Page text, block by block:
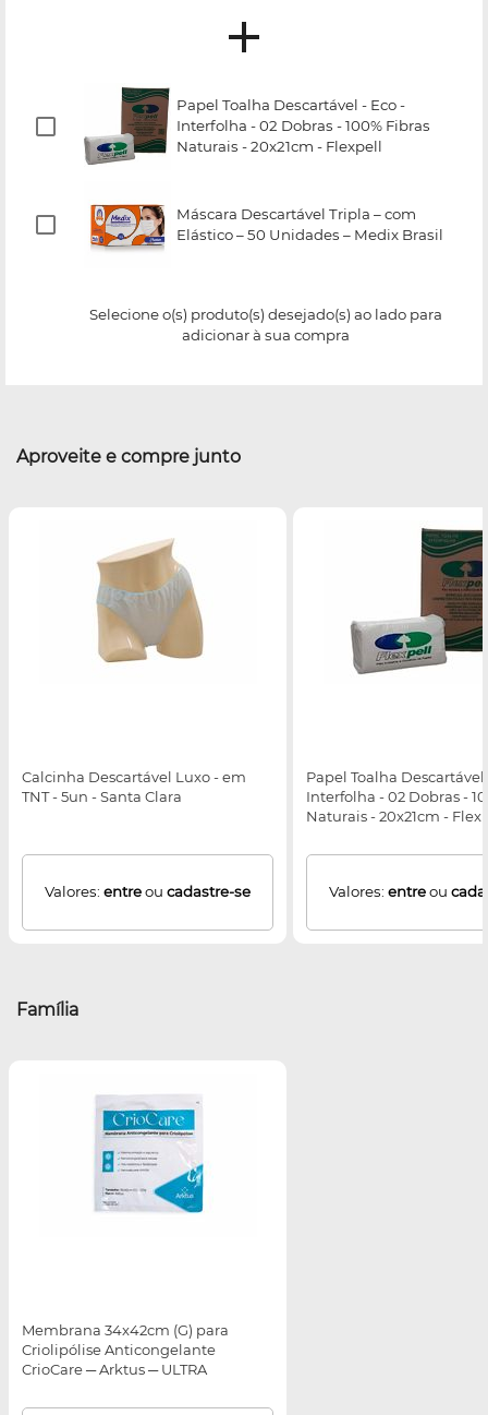
Papel Toalha Descartável - Eco -
Interfolha - 02 Dobras - 100% Fibras
Naturais - 20x21cm - Flexpell
Máscara Descartável Tripla – com
Elástico – 50 Unidades – Medix Brasil
Selecione o(s) produto(s) desejado(s) ao lado para
adicionar à sua compra
Aproveite e compre junto
Calcinha Descartável Luxo - em
TNT - 5un - Santa Clara
Valores: entreou cadastre-se
Papel Toalha Descartável
Interfolha - 02 Dobras -
Naturais - 20x21cm -
Valores: entreou
Família
Membrana 34x42cm (G) para
Criolipólise Anticongelante
CrioCare ─ Arktus ─ ULTRA